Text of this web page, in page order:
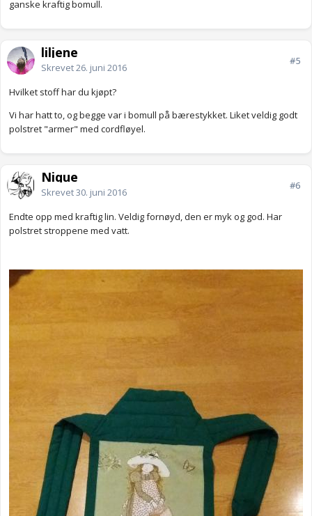
ganske kraftig bomull.
liljene
Skrevet26. juni 2016
#5
Hvilket stoff har du kjøpt?
Vi har hatt to, og begge var i bomull på bærestykket. Liket veldig godt
polstret "armer" med cordfløyel.
Nique
Skrevet30. juni 2016
#6
Endte opp med kraftig lin. Veldig fornøyd, den er myk og god. Har
polstret stroppene med vatt.